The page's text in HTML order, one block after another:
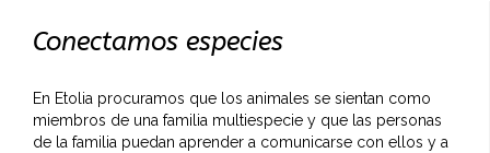
Conectamos especies
En Etolia procuramos que los animales se sientan como
miembros de una familia multiespecie y que las personas
de la familia puedan aprender a comunicarse con ellos y a